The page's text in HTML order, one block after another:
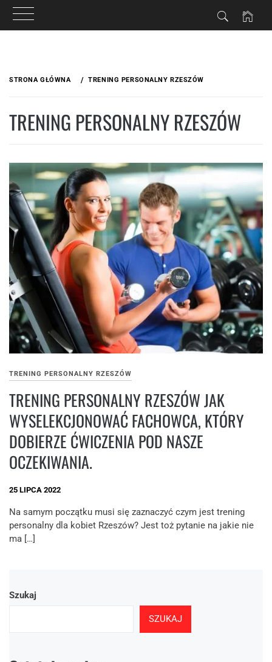
STRONA GŁÓWNA TRENING PERSONALNY RZESZÓW
TRENING PERSONALNY RZESZÓW
TRENING PERSONALNY RZESZÓW
TRENING PERSONALNY RZESZÓW JAK
WYSELEKCJONOWAĆ FACHOWCA, KTÓRY
DOBIERZE ĆWICZENIA POD NASZE
OCZEKIWANIA.
25 LIPCA 2022
Na samym początku musi się zaznaczyć czym jest trening
personalny dla kobiet Rzeszów? Jest toż pytanie na jakie nie
ma […]
Szukaj
SZUKAJ